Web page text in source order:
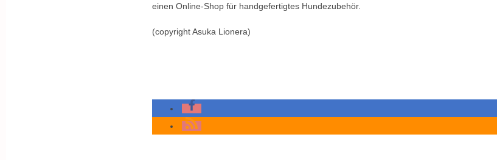
einen Online-Shop für handgefertigtes Hundezubehör.
(copyright Asuka Lionera)